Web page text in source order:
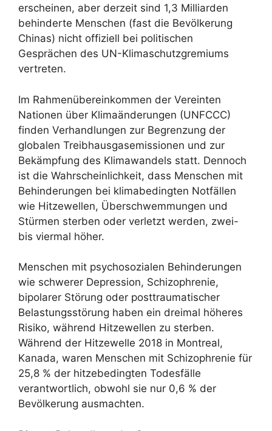
erscheinen, aber derzeit sind 1,3 Milliarden
behinderte Menschen (fast die Bevölkerung
Chinas) nicht offiziell bei politischen
Gesprächen des UN-Klimaschutzgremiums
vertreten.
Im Rahmenübereinkommen der Vereinten
Nationen über Klimaänderungen (UNFCCC)
finden Verhandlungen zur Begrenzung der
globalen Treibhausgasemissionen und zur
Bekämpfung des Klimawandels statt. Dennoch
ist die Wahrscheinlichkeit, dass Menschen mit
Behinderungen bei klimabedingten Notfällen
wie Hitzewellen, Überschwemmungen und
Stürmen sterben oder verletzt werden, zwei-
bis viermal höher.
Menschen mit psychosozialen Behinderungen
wie schwerer Depression, Schizophrenie,
bipolarer Störung oder posttraumatischer
Belastungsstörung haben ein dreimal höheres
Risiko, während Hitzewellen zu sterben.
Während der Hitzewelle 2018 in Montreal,
Kanada, waren Menschen mit Schizophrenie für
25,8 % der hitzebedingten Todesfälle
verantwortlich, obwohl sie nur 0,6 % der
Bevölkerung ausmachten.